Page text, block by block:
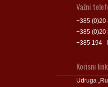
Važni
+385 (0)20
+385 (0)20
+385 194 -
Korisni
Udruga